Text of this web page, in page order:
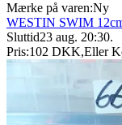
Mærke på varen:Ny
WESTIN SWIM
Sluttid23 aug. 20:30.
Pris:102 DKK,Eller